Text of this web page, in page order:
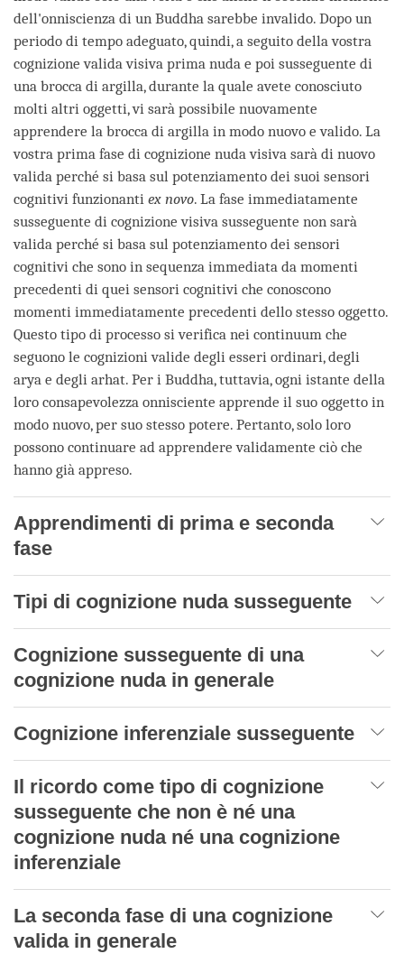
dell'onniscienza di un Buddha sarebbe invalido. Dopo un
periodo di tempo adeguato, quindi, a seguito della vostra
cognizione valida visiva prima nuda e poi susseguente di
una brocca di argilla, durante la quale avete conosciuto
molti altri oggetti, vi sarà possibile nuovamente
apprendere la brocca di argilla in modo nuovo e valido. La
vostra prima fase di cognizione nuda visiva sarà di nuovo
valida perché si basa sul potenziamento dei suoi sensori
cognitivi funzionanti ex novo. La fase immediatamente
susseguente di cognizione visiva susseguente non sarà
valida perché si basa sul potenziamento dei sensori
cognitivi che sono in sequenza immediata da momenti
precedenti di quei sensori cognitivi che conoscono
momenti immediatamente precedenti dello stesso oggetto.
Questo tipo di processo si verifica nei continuum che
seguono le cognizioni valide degli esseri ordinari, degli
arya e degli arhat. Per i Buddha, tuttavia, ogni istante della
loro consapevolezza onnisciente apprende il suo oggetto in
modo nuovo, per suo stesso potere. Pertanto, solo loro
possono continuare ad apprendere validamente ciò che
hanno già appreso.
Apprendimenti di prima e seconda
fase
Tipi di cognizione nuda susseguente
Cognizione susseguente di una
cognizione nuda in generale
Cognizione inferenziale susseguente
Il ricordo come tipo di cognizione
susseguente che non è né una
cognizione nuda né una cognizione
inferenziale
La seconda fase di una cognizione
valida in generale